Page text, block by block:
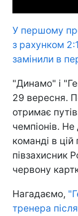
У першому
з рахунком
замінили в
"Динамо" і
29 вересня.
отримає
чемпіонів.
команді в цій
півзахисник
червону
Нагадаємо,
тренера